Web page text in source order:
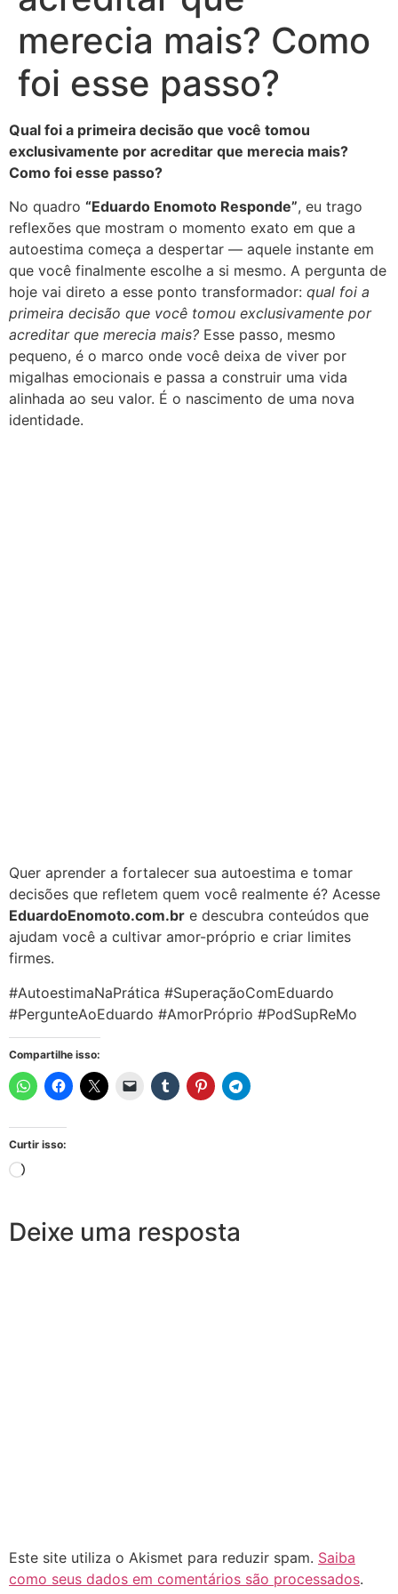
merecia mais? Como
foi esse passo?
Qual foi a primeira decisão que você tomou
exclusivamente por acreditar que merecia mais?
Como foi esse passo?
No quadro “Eduardo Enomoto Responde”, eu trago
reflexões que mostram o momento exato em que a
autoestima começa a despertar — aquele instante em
que você finalmente escolhe a si mesmo. A pergunta de
hoje vai direto a esse ponto transformador: qual foi a
primeira decisão que você tomou exclusivamente por
acreditar que merecia mais? Esse passo, mesmo
pequeno, é o marco onde você deixa de viver por
migalhas emocionais e passa a construir uma vida
alinhada ao seu valor. É o nascimento de uma nova
identidade.
Quer aprender a fortalecer sua autoestima e tomar
decisões que refletem quem você realmente é? Acesse
EduardoEnomoto.com.br e descubra conteúdos que
ajudam você a cultivar amor-próprio e criar limites
firmes.
#AutoestimaNaPrática #SuperaçãoComEduardo
#PergunteAoEduardo #AmorPróprio #PodSupReMo
Compartilhe isso:
Curtir isso:
Deixe uma resposta
Este site utiliza o Akismet para reduzir spam. Saiba
como seus dados em comentários são processados.